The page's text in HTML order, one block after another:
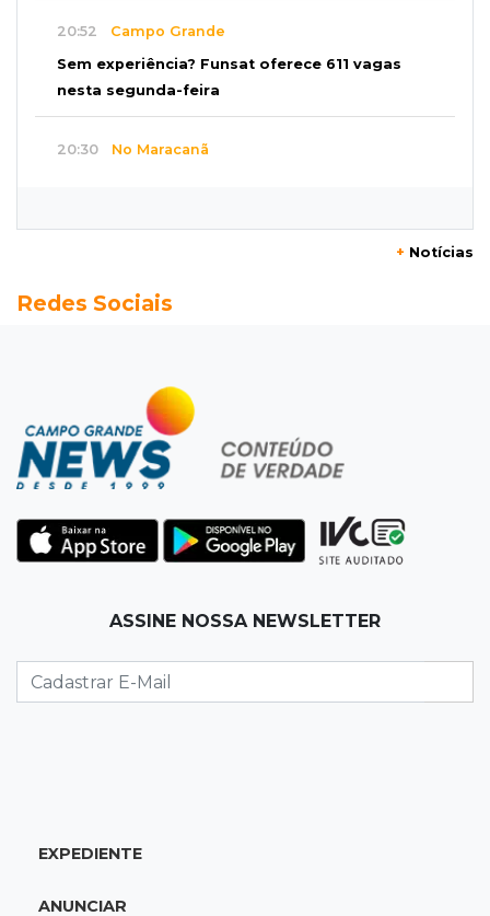
20:52 Campo Grande
Sem experiência? Funsat oferece 611 vagas
nesta segunda-feira
20:30 No Maracanã
Seleções em MS têm salários de até R$ 8,2 mil;
Jardim Itatiaia
Vigia é amarrado durante roubo de carro e
dois caminhões em pátio
Corinthians vence Bragantino por 2 a 0 e sobe
para 7º no Brasileirão
Na Vila Belmiro
lugar no Brasileirão
18:33Em 2022
adolescente atropelada no Amazonas
+ Notícias
Redes Sociais
ASSINE NOSSA NEWSLETTER
EXPEDIENTE
ANUNCIAR